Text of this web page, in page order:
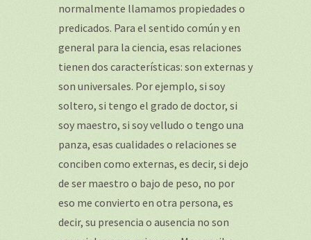
normalmente llamamos propiedades o
predicados. Para el sentido común y en
general para la ciencia, esas relaciones
tienen dos características: son externas y
son universales. Por ejemplo, si soy
soltero, si tengo el grado de doctor, si
soy maestro, si soy velludo o tengo una
panza, esas cualidades o relaciones se
conciben como externas, es decir, si dejo
de ser maestro o bajo de peso, no por
eso me convierto en otra persona, es
decir, su presencia o ausencia no son